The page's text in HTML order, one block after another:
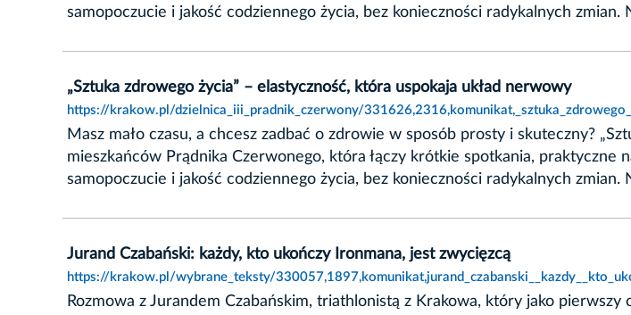
samopoczucie i jakość codziennego życia, bez konieczności radykalnych zmian.
„Sztuka zdrowego życia” – elastyczność, która uspokaja układ nerwowy
https://krakow.pl/dzielnica_iii_pradnik_czerwony/
Masz mało czasu, a chcesz zadbać o zdrowie w sposób prosty i skuteczny?
mieszkańców Prądnika Czerwonego, która łączy krótkie spotkania,
samopoczucie i jakość codziennego życia, bez konieczności radykalnych
Jurand Czabański: każdy, kto ukończy Ironmana, jest zwycięzcą
https://krakow.pl/wybrane_teksty/
Rozmowa z Jurandem Czabańskim, triathlonistą z Krakowa, który jako